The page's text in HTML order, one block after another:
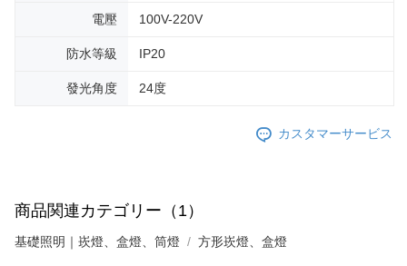
電壓 100V-220V
防水等級 IP20
發光角度 24度
カスタマーサービス
商品関連カテゴリー（1）
基礎照明｜崁燈、盒燈、筒燈 方形崁燈、盒燈